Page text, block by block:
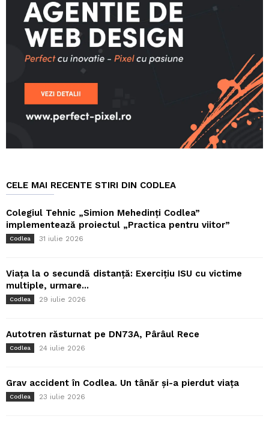
CELE MAI RECENTE STIRI DIN CODLEA
Colegiul Tehnic „Simion Mehedinți Codlea”
implementează proiectul „Practica pentru viitor”
Codlea 31 iulie 2026
Viața la o secundă distanță: Exercițiu ISU cu victime
multiple, urmare...
Codlea 29 iulie 2026
Autotren răsturnat pe DN73A, Pârâul Rece
Codlea 24 iulie 2026
Grav accident în Codlea. Un tânăr și-a pierdut viața
Codlea 23 iulie 2026